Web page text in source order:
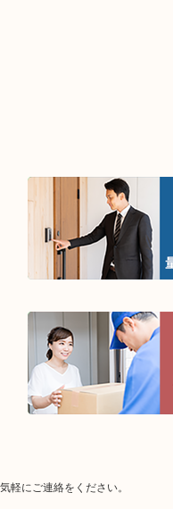
軽にご連絡をください。